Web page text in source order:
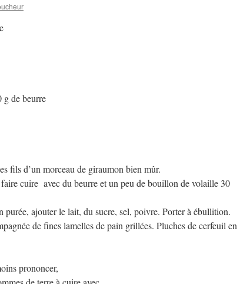
g de beurre
fils d’un morceau de giraumon bien mûr.
cuire avec du beurre et un peu de bouillon de volaille 30
purée, ajouter le lait, du sucre, sel, poivre. Porter à ébullition.
de fines lamelles de pain grillées. Pluches de cerfeuil en
prononcer,